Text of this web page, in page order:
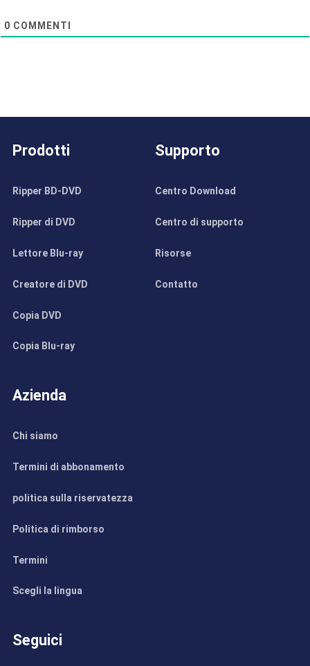
0 COMMENTI
Prodotti
Ripper BD-DVD
Ripper di DVD
Lettore Blu-ray
Creatore di DVD
Copia DVD
Copia Blu-ray
Supporto
Centro Download
Centro di supporto
Risorse
Contatto
Azienda
Chi siamo
Termini di abbonamento
politica sulla riservatezza
Politica di rimborso
Termini
Scegli la lingua
Seguici